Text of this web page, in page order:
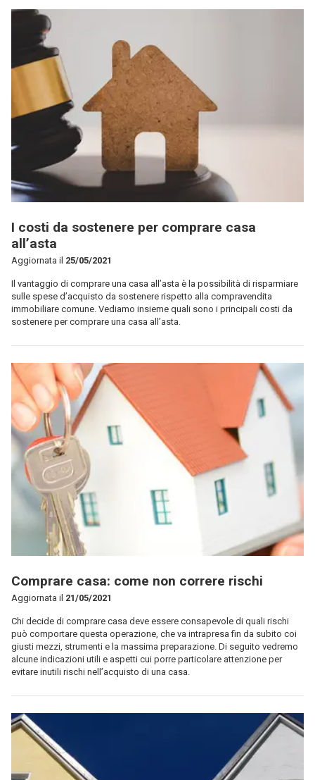
I costi da sostenere per comprare casa
all’asta
Aggiornata il 25/05/2021
Il vantaggio di comprare una casa all’asta è la possibilità di risparmiare
sulle spese d’acquisto da sostenere rispetto alla compravendita
immobiliare comune. Vediamo insieme quali sono i principali costi da
sostenere per comprare una casa all’asta.
Comprare casa: come non correre rischi
Aggiornata il 21/05/2021
Chi decide di comprare casa deve essere consapevole di quali rischi
può comportare questa operazione, che va intrapresa fin da subito coi
giusti mezzi, strumenti e la massima preparazione. Di seguito vedremo
alcune indicazioni utili e aspetti cui porre particolare attenzione per
evitare inutili rischi nell’acquisto di una casa.